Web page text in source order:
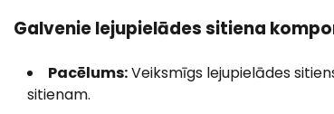
Galvenie lejupielādes sitiena
Pacēlums:Veiksmīgs lejupielādes
sitienam.